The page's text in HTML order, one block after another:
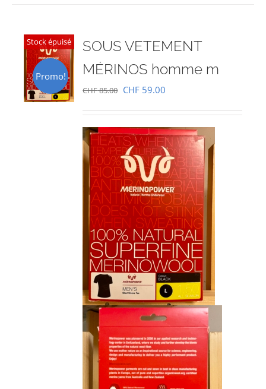
Stock épuisé
Promo!
SOUS VETEMENT
MÉRINOS homme m
CHF85.00 Le
initial
était :
CHF 85.00.
CHF 59.00
actuel
est :
CHF 59.00.